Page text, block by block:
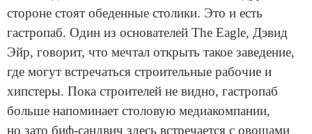
стороне стоят обеденные столики. Это и есть
гастропаб. Один из основателей The Eagle, Дэвид
Эйр, говорит, что мечтал открыть такое заведение,
где могут встречаться строительные рабочие и
хипстеры. Пока строителей не видно, гастропаб
больше напоминает столовую медиакомпании,
но зато биф-сандвич здесь встречается с овощами